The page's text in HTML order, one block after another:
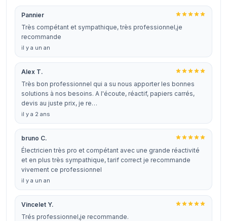
Pannier
Très compétant et sympathique, très professionnel,je
recommande
il y a un an
Alex T.
Très bon professionnel qui a su nous apporter les bonnes
solutions à nos besoins. A l'écoute, réactif, papiers carrés,
devis au juste prix, je re…
il y a 2 ans
bruno C.
Électricien très pro et compétant avec une grande réactivité
et en plus très sympathique, tarif correct je recommande
vivement ce professionnel
il y a un an
Vincelet Y.
Trés professionnel,je recommande.